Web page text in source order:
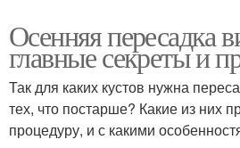
Осенняя пересадка
главные секреты и
Так для каких кустов нужна
тех, что постарше? Какие из них
процедуру, и с какими